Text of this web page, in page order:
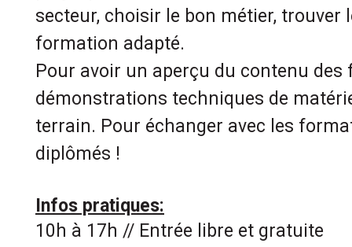
secteur, choisir le bon métier, trouver
formation adapté.
Pour avoir un aperçu du contenu des
démonstrations techniques de
terrain. Pour échanger avec les
diplômés !
Infos pratiques:
10h à 17h // Entrée libre et gratuite